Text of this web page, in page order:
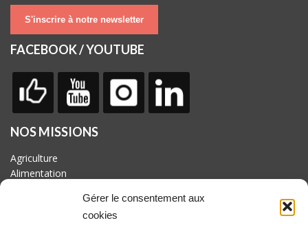
Gérer le consentement aux
cookies
S'inscrire à notre newsletter
FACEBOOK / YOUTUBE
NOS MISSIONS
Agriculture
Alimentation